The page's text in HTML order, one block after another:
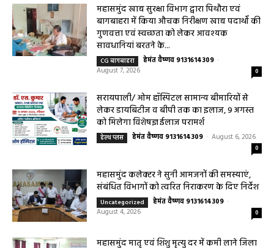
Uncategorized हेमंत वैष्णव 9131614309 -
August 7, 2026
0
महासमुंद खाद्य सुरक्षा विभाग द्वारा पिथौरा एवं
बागबाहरा में किया औचक निरीक्षण खाद्य पदार्थों की
गुणवत्ता एवं स्वच्छता को लेकर आवश्यक
CG बागबाहरा हेमंत वैष्णव 9131614309 -
August 7, 2026
सरायपाली/ ओम हॉस्पिटल सामान्य बीमारियों से
लेकर डायबिटीज व बीपी तक का इलाज, 9 अगस्त
हेल्थ प्लस हेमंत वैष्णव 9131614309 - August 6, 2026
0
महासमुंद कलेक्टर ने सुनी आमजनों की समस्याएं,
संबंधित विभागों को त्वरित निराकरण के दिए निर्देश
Uncategorized हेमंत वैष्णव 9131614309 -